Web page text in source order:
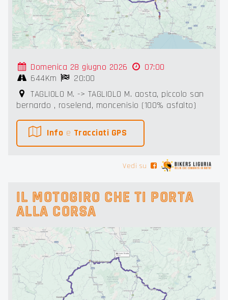
Domenica 28 giugno 2026
07:00
644Km
20:00
TAGLIOLO M. -> TAGLIOLO M. aosta, piccolo san
bernardo , roselend, moncenisio (100% asfalto)
Info e Tracciati GPS
Vedi su
IL MOTOGIRO CHE TI PORTA
ALLA CORSA